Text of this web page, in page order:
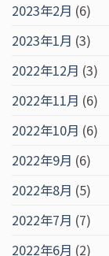
2023年2月 (6)
2023年1月 (3)
2022年12月 (3)
2022年11月 (6)
2022年10月 (6)
2022年9月 (6)
2022年8月 (5)
2022年7月 (7)
2022年6月 (2)